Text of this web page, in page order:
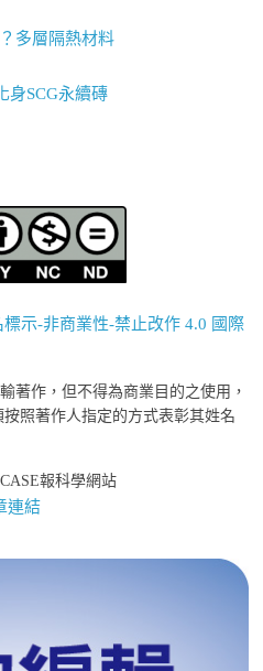
多層隔熱材料
身SCG永續磚
標示-非商業性-禁止改作 4.0 國際
著作，但不得為商業目的之使用，
照著作人指定的方式表彰其姓名
報科學網站
連結